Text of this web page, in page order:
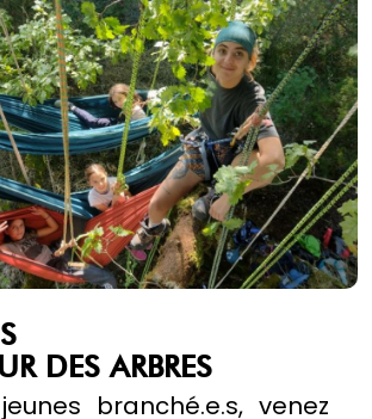
DES ARBRES
branché.e.s, venez